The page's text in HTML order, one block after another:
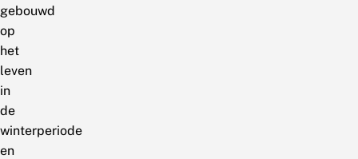
gebouwd
op
het
leven
in
de
winterperiode
en